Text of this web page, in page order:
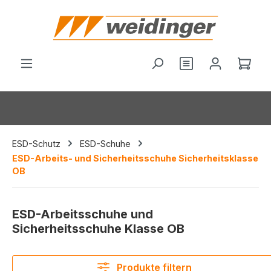
springen
Du hast 0
ESD-Schutz
ESD-Schuhe
ESD-Arbeits- und Sicherheitsschuhe Sicherheitsklasse
OB
ESD-Arbeitsschuhe und
Sicherheitsschuhe Klasse OB
Produkte filtern